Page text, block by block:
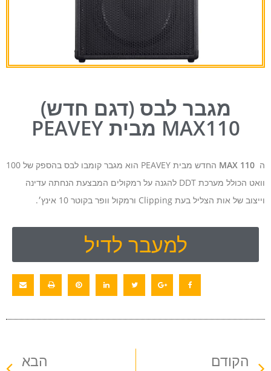
מגבר לבס (דגם חדש)
MAX110 מבית PEAVEY
ה MAX 110 החדש מבית PEAVEY
הוא מגבר קומבו לבס בהספק של 100
וואט הכולל מערכת DDT להגנה על רמקולים המבצעת הנחתה עדינה
וייצוב של אות הצליל בעת Clipping ורמקול וופר בקוטר 10 אינץ׳.
למעבר לדיל
הקודם הבא